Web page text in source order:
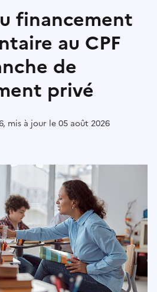
financement
au CPF
de
privé
mis à jour le 05 août 2026